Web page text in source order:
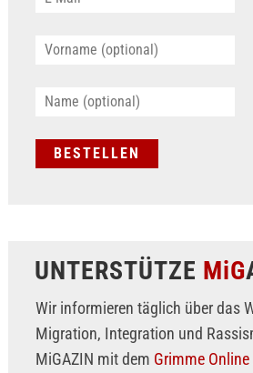
UNTERSTÜTZE MiG
Wir informieren täglich über das
Migration, Integration und
MiGAZIN mit dem Grimme Online